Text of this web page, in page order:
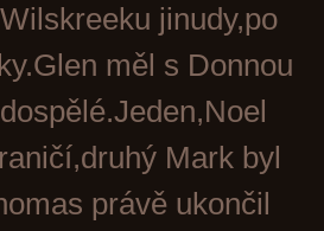
jinudy,po
měl s Donnou
Mark byl
právě ukončil